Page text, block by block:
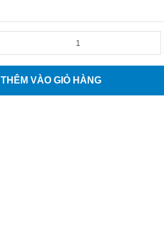
THÊM VÀO GIỎ HÀNG